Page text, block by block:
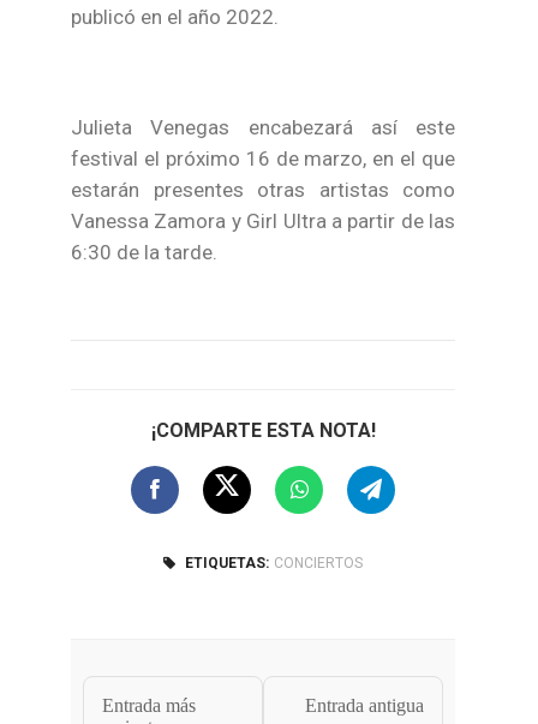
publicó en el año 2022.
Julieta Venegas encabezará así este
festival el próximo 16 de marzo, en el que
estarán presentes otras artistas como
Vanessa Zamora y Girl Ultra a partir de las
6:30 de la tarde.
¡COMPARTE ESTA NOTA!
ETIQUETAS: CONCIERTOS
Entrada más
Entrada antigua